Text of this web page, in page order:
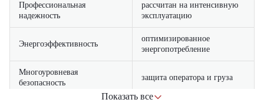
Профессиональная
надежность
рассчитан на интенсивную
эксплуатацию
Энергоэффективность
оптимизированное
энергопотребление
Многоуровневая
безопасность
защита оператора и груза
Показать все